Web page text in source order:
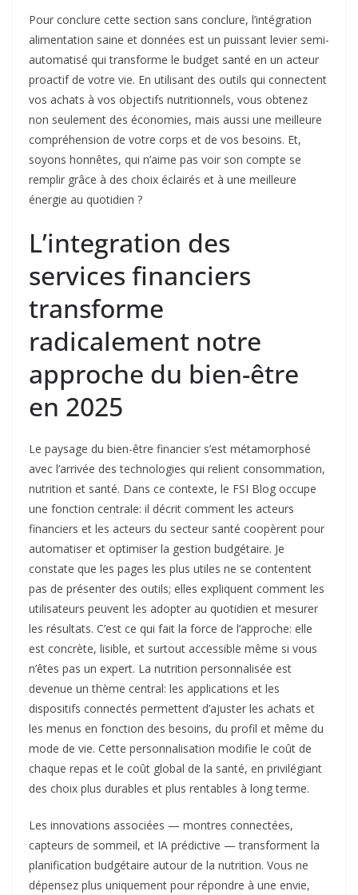
Pour conclure cette section sans conclure, l’intégration
alimentation saine et données est un puissant levier semi-
automatisé qui transforme le budget santé en un acteur
proactif de votre vie. En utilisant des outils qui connectent
vos achats à vos objectifs nutritionnels, vous obtenez
non seulement des économies, mais aussi une meilleure
compréhension de votre corps et de vos besoins. Et,
soyons honnêtes, qui n’aime pas voir son compte se
remplir grâce à des choix éclairés et à une meilleure
énergie au quotidien ?
L’integration des
services financiers
transforme
radicalement notre
approche du bien-être
en 2025
Le paysage du bien-être financier s’est métamorphosé
avec l’arrivée des technologies qui relient consommation,
nutrition et santé. Dans ce contexte, le FSI Blog occupe
une fonction centrale: il décrit comment les acteurs
financiers et les acteurs du secteur santé coopèrent pour
automatiser et optimiser la gestion budgétaire. Je
constate que les pages les plus utiles ne se contentent
pas de présenter des outils; elles expliquent comment les
utilisateurs peuvent les adopter au quotidien et mesurer
les résultats. C’est ce qui fait la force de l’approche: elle
est concrète, lisible, et surtout accessible même si vous
n’êtes pas un expert. La nutrition personnalisée est
devenue un thème central: les applications et les
dispositifs connectés permettent d’ajuster les achats et
les menus en fonction des besoins, du profil et même du
mode de vie. Cette personnalisation modifie le coût de
chaque repas et le coût global de la santé, en privilégiant
des choix plus durables et plus rentables à long terme.
Les innovations associées — montres connectées,
capteurs de sommeil, et IA prédictive — transforment la
planification budgétaire autour de la nutrition. Vous ne
dépensez plus uniquement pour répondre à une envie,